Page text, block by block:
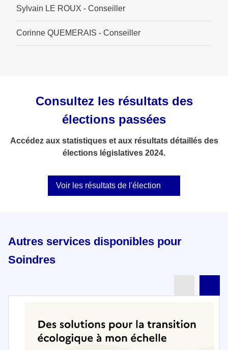
Sylvain LE ROUX - Conseiller
Corinne QUEMERAIS - Conseiller
Consultez les résultats des
élections passées
Accédez aux statistiques et aux résultats détaillés des
élections législatives 2024.
Voir les résultats de l'élection
Autres services disponibles pour
Soindres